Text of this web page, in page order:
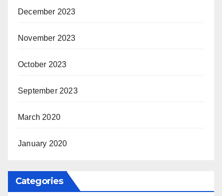
December 2023
November 2023
October 2023
September 2023
March 2020
January 2020
Categories